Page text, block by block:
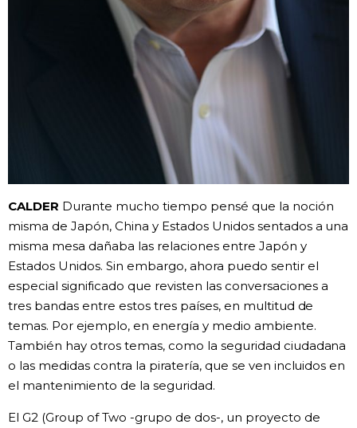
CALDER Durante mucho tiempo pensé que la noción
misma de Japón, China y Estados Unidos sentados a una
misma mesa dañaba las relaciones entre Japón y
Estados Unidos. Sin embargo, ahora puedo sentir el
especial significado que revisten las conversaciones a
tres bandas entre estos tres países, en multitud de
temas. Por ejemplo, en energía y medio ambiente.
También hay otros temas, como la seguridad ciudadana
o las medidas contra la piratería, que se ven incluidos en
el mantenimiento de la seguridad.
El G2 (Group of Two -grupo de dos-, un proyecto de